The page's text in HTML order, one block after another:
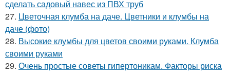
сделать садовый навес из ПВХ труб
27. Цветочная клумба на даче. Цветники и клумбы на
даче (фото)
28. Высокие клумбы для цветов своими руками. Клумба
своими руками
29. Очень простые советы гипертоникам. Факторы риска